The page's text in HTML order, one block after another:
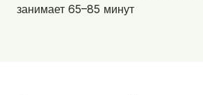
занимает 65–85 минут